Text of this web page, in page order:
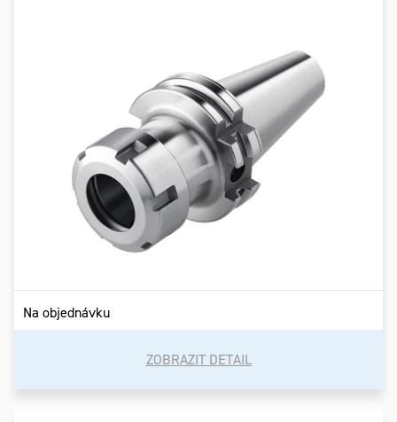
Na objednávku
ZOBRAZIT DETAIL